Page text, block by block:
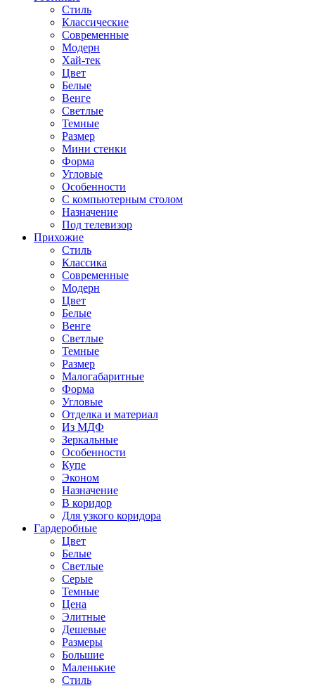
Стиль
Классические
Современные
Модерн
Хай-тек
Цвет
Белые
Венге
Светлые
Темные
Размер
Мини стенки
Форма
Угловые
Особенности
С компьютерным столом
Назначение
Под телевизор
Прихожие
Стиль
Классика
Современные
Модерн
Цвет
Белые
Венге
Светлые
Темные
Размер
Малогабаритные
Форма
Угловые
Отделка и материал
Из МДФ
Зеркальные
Особенности
Купе
Эконом
Назначение
В коридор
Для узкого коридора
Гардеробные
Цвет
Белые
Светлые
Серые
Темные
Цена
Элитные
Дешевые
Размеры
Большие
Маленькие
Стиль